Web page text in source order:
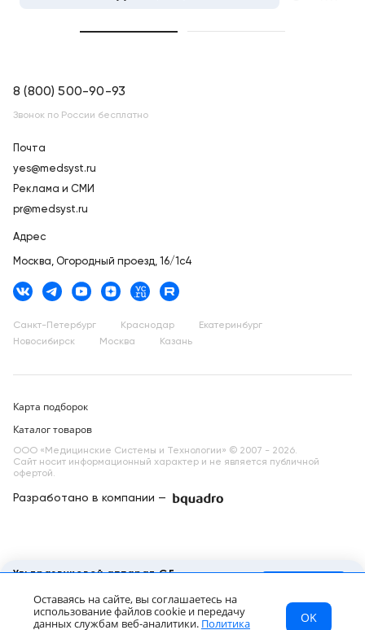
МСТ Каталог
Главная
Ультразвуковой аппарат GE
Цена по запросу
8 (800) 500-90-93
Звонок по России бесплатно
Почта
yes@medsyst.ru
Реклама и СМИ
pr@medsyst.ru
Адрес
Москва, Огородный проезд, 16/1с4
Санкт-Петербург Краснодар
Екатеринбург
Новосибирск
Москва Казань
Карта подборок
Каталог товаров
ООО «Медицинские Системы и Технологии» © 2007 - 2026.
Сайт носит информационный характер и не является публичной
офертой.
Разработано в компании —
Оставаясь на сайте, вы соглашаетесь на
использование файлов cookie и передачу
данных службам веб-аналитики. Политика
OK